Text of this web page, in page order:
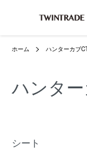
ホーム ハンターカブ
ハンタ
シート